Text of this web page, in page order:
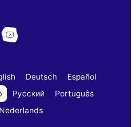
Deutsch
Español
Русский
Português
Nederlands